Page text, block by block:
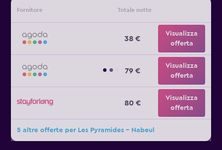
Fornitore Totale notte
38 €
Visualizza
offerta
79 €
Visualizza
offerta
80 €
Visualizza
offerta
5 altre offerte per Les Pyramides - Nabeul